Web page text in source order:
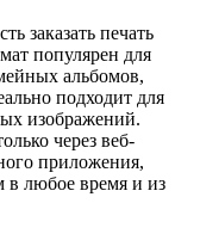
заказать печать
популярен для
альбомов,
подходит для
изображений.
через веб-
приложения,
в любое время и из